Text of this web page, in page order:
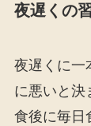
夜遅くの
夜遅くに一
に悪いと決
食後に毎日